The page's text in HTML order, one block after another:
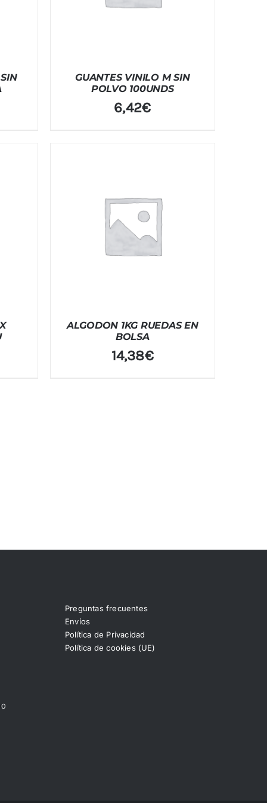
GUANTES VINILO M SIN
POLVO 100UNDS
6,42€
ALGODON 1KG RUEDAS EN
BOLSA
14,38€
Preguntas frecuentes
Envíos
Política de Privacidad
Política de cookies (UE)